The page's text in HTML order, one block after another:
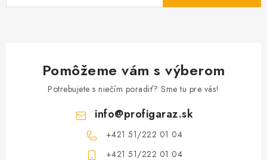
Pomôžeme vám s výberom
Potrebujete s niečím poradiť? Sme tu pre vás!
info@profigaraz.sk
+421 51/222 01 04
+421 51/222 01 04